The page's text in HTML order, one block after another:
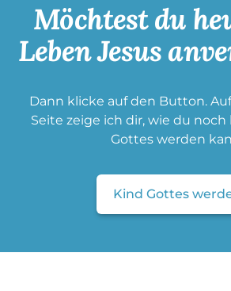
Möchtest du
Leben Jesus
Dann klicke auf den Button.
Seite zeige ich dir, wie du
Gottes werden
Kind Gottes